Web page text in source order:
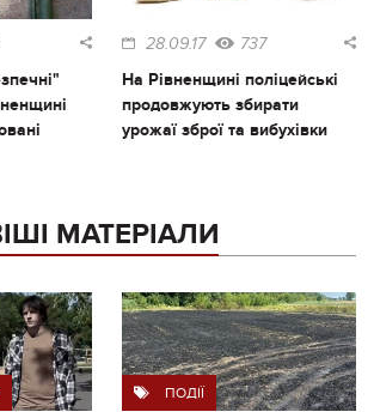
28.09.17 737
На Рівненщині поліцейські
продовжують збирати
урожаї зброї та вибухівки
МАТЕРІАЛИ
ПОДІЇ